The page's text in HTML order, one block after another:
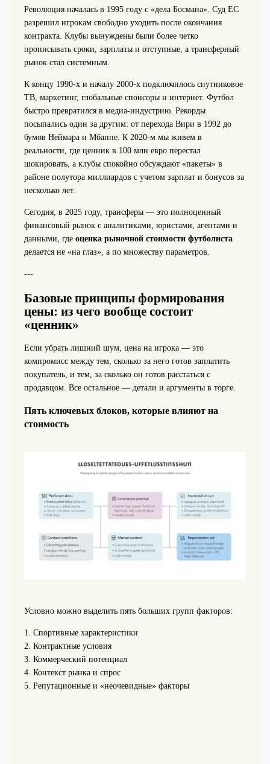
Революция началась в 1995 году с «дела Босмана». Суд ЕС
разрешил игрокам свободно уходить после окончания
контракта. Клубы вынуждены были более четко
прописывать сроки, зарплаты и отступные, а трансферный
рынок стал системным.
К концу 1990‑х и началу 2000‑х подключилось спутниковое
ТВ, маркетинг, глобальные спонсоры и интернет. Футбол
быстро превратился в медиа‑индустрию. Рекорды
посыпались один за другим: от перехода Вири в 1992 до
бумов Неймара и Мбаппе. К 2020‑м мы живем в
реальности, где ценник в 100 млн евро перестал
шокировать, а клубы спокойно обсуждают «пакеты» в
районе полутора миллиардов с учетом зарплат и бонусов за
несколько лет.
Сегодня, в 2025 году, трансферы — это полноценный
финансовый рынок с аналитиками, юристами, агентами и
данными, где оценка рыночной стоимости футболиста
делается не «на глаз», а по множеству параметров.
---
Базовые принципы формирования
цены: из чего вообще состоит
«ценник»
Если убрать лишний шум, цена на игрока — это
компромисс между тем, сколько за него готов заплатить
покупатель, и тем, за сколько он готов расстаться с
продавцом. Все остальное — детали и аргументы в торге.
Пять ключевых блоков, которые влияют на
стоимость
Условно можно выделить пять больших групп факторов:
1. Спортивные характеристики
2. Контрактные условия
3. Коммерческий потенциал
4. Контекст рынка и спрос
5. Репутационные и «неочевидные» факторы